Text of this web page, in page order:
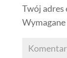
Twój adres
Wymagane